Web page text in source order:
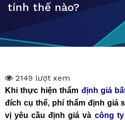
tính thế nào?
2149 lượt xem
Khi thực hiện thẩm định giá
đích cụ thể, phí thẩm định giá
vị yêu cầu định giá và công